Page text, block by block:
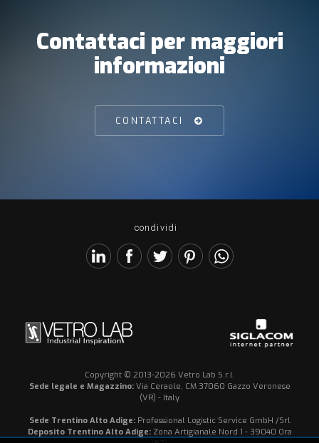
Contattaci per maggiori
informazioni
CONTATTACI
condividi
Copyright © 2013-2026 Vetro Lab S.r.l.
Sede legale e Magazzino:Via Ceraole, CM 37060 Gazzo Veronese
(VR) - Italy
Sede Trentino Alto Adige:Professional Logistic Service GmbH /Srl
Deposito Trentino Alto Adige:Zona Artigianale Nord 1 - 39040 Ora